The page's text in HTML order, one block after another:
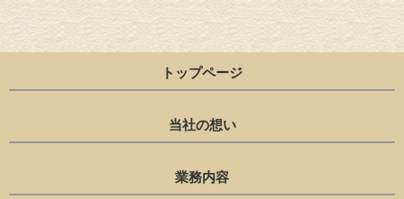
トップページ
当社の想い
業務内容